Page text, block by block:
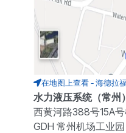
在地图上查看 - 海德拉
水力液压系统（常州
西黄河路388号15A
GDH 常州机场工业园